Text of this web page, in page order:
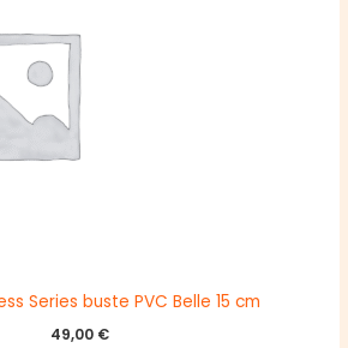
Series buste PVC Belle 15 cm
49,00 €